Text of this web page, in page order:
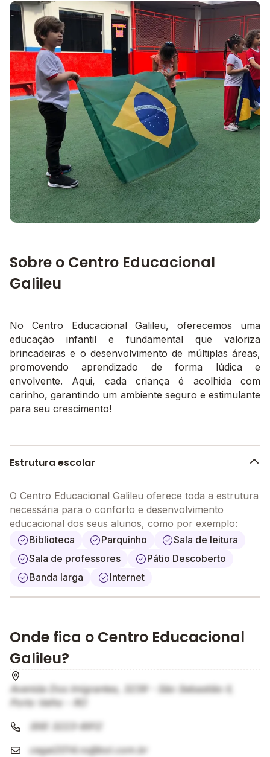
Galeria de imagem
Sobre o Centro Educacional
Galileu
No Centro Educacional Galileu, oferecemos uma
educação infantil e fundamental que valoriza
brincadeiras e o desenvolvimento de múltiplas áreas,
promovendo aprendizado de forma lúdica e
envolvente. Aqui, cada criança é acolhida com
carinho, garantindo um ambiente seguro e estimulante
para seu crescimento!
Estrutura escolar
O Centro Educacional Galileu oferece toda a estrutura
necessária para o conforto e desenvolvimento
educacional dos seus alunos, como por exemplo:
Biblioteca
Parquinho
Sala de leitura
Sala de professores
Pátio Descoberto
Banda larga
Internet
Onde fica o Centro Educacional
Galileu?
Avenida Dos Imigrantes, 3239 - São Sebastião II,
Porto Velho - RO
(69) 3223-8912
cegal2014.ro@bol.com.br